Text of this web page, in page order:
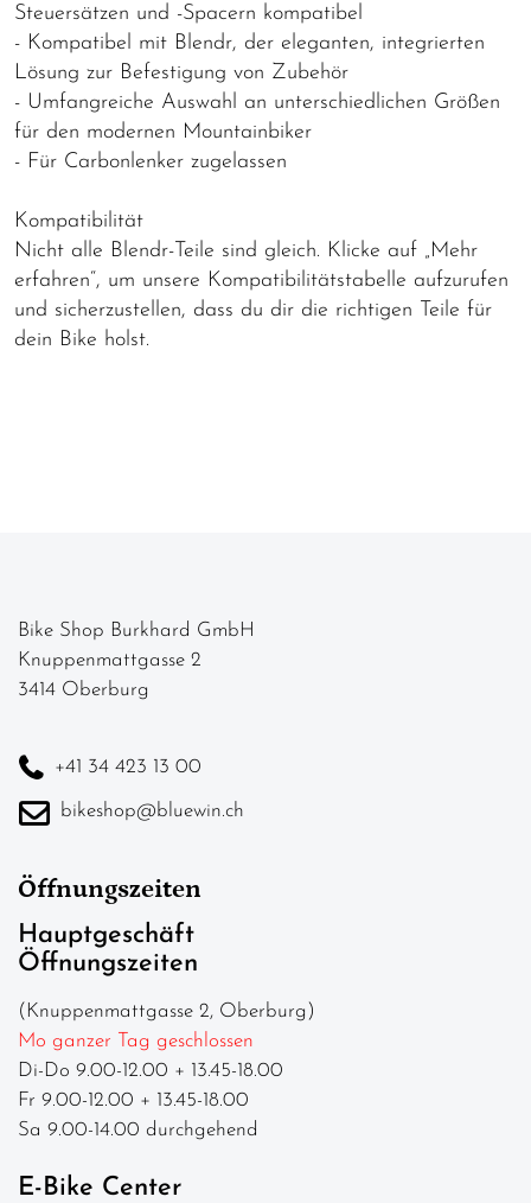
Steuersätzen und -Spacern kompatibel
- Kompatibel mit Blendr, der eleganten, integrierten
Lösung zur Befestigung von Zubehör
- Umfangreiche Auswahl an unterschiedlichen Größen
für den modernen Mountainbiker
- Für Carbonlenker zugelassen
Kompatibilität
Nicht alle Blendr-Teile sind gleich. Klicke auf „Mehr
erfahren“, um unsere Kompatibilitätstabelle aufzurufen
und sicherzustellen, dass du dir die richtigen Teile für
dein Bike holst.
Bike Shop Burkhard GmbH
Knuppenmattgasse 2
3414 Oberburg
+41 34 423 13 00
bikeshop@bluewin.ch
Öffnungszeiten
Hauptgeschäft
Öffnungszeiten
(Knuppenmattgasse 2, Oberburg)
Mo ganzer Tag geschlossen
Di-Do 9.00-12.00 + 13.45-18.00
Fr 9.00-12.00 + 13.45-18.00
Sa 9.00-14.00 durchgehend
E-Bike Center